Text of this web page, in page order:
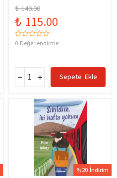
Baum
₺ 140.00
₺ 115.00
0 Değerlendirme
Sepete Ekle
%20 İndirim